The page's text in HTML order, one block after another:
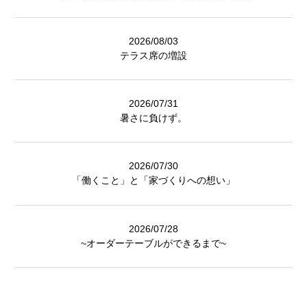
2026/08/03
テラス席の増設
2026/07/31
暑さに負けず。
2026/07/30
「働くこと」と「家づくりへの想い」
2026/07/28
~オーダーテーブルができるまで~